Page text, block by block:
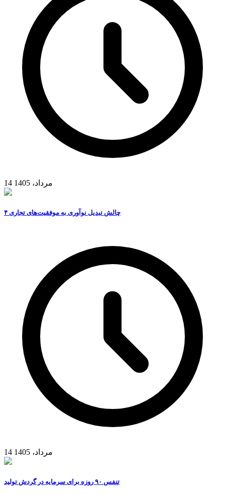
14 مرداد، 1405
۴ چالش تبدیل نوآوری به موفقیت‌های تجاری
14 مرداد، 1405
تنفس ۹۰ روزه برای سرمایه در گردش تولید